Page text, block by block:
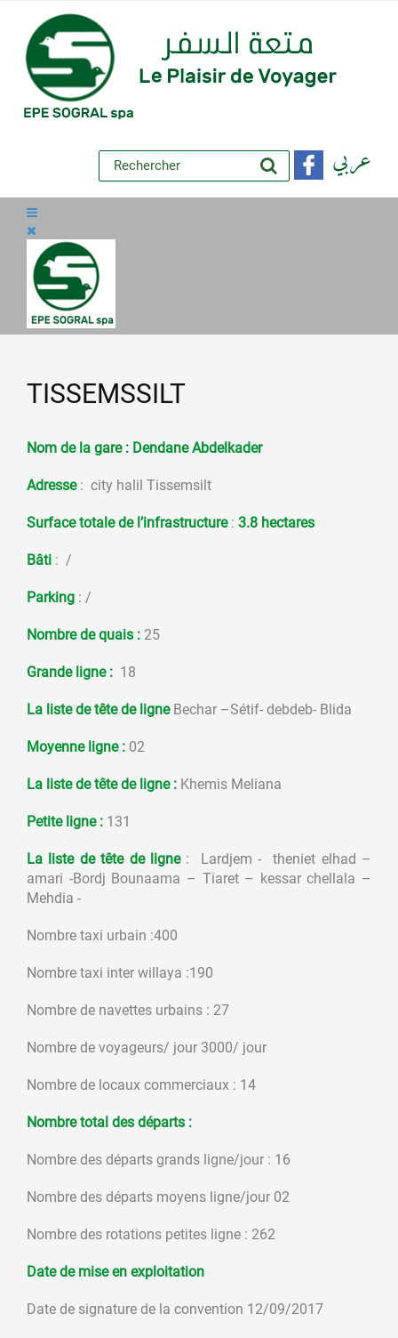
عربي
TISSEMSSILT
Nom de la gare : Dendane Abdelkader
Adresse : city halil Tissemsilt
Surface totale de l’infrastructure: 3.8 hectares
Bâti : /
Parking : /
Nombre de quais : 25
Grande ligne : 18
La liste de tête de ligne Bechar –Sétif- debdeb- Blida
Moyenne ligne : 02
La liste de tête de ligne : Khemis Meliana
Petite ligne : 131
La liste de tête de ligne : Lardjem - theniet elhad –
amari -Bordj Bounaama – Tiaret – kessar chellala –
Mehdia -
Nombre taxi urbain :400
Nombre taxi inter willaya :190
Nombre de navettes urbains : 27
Nombre de voyageurs/ jour 3000/ jour
Nombre de locaux commerciaux : 14
Nombre total des départs :
Nombre des départs grands ligne/jour : 16
Nombre des départs moyens ligne/jour 02
Nombre des rotations petites ligne : 262
Date de mise en exploitation
Date de signature de la convention 12/09/2017